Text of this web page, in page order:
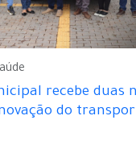
recebe duas
do